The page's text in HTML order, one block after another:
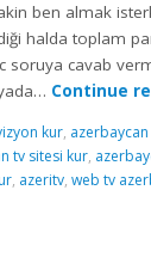
ben almak
halda toplam
soruya cavab
Continue
kur,
tv sitesi kur,
, azeritv,web tv